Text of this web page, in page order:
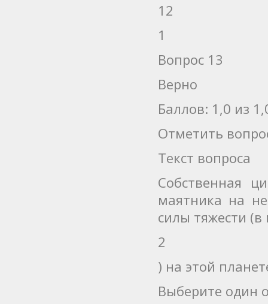
12
1
Вопрос 13
Верно
Баллов: 1,0 из
Отметить
Текст вопроса
Собственная
маятника на
силы тяжести (в
2
) на этой
Выберите один